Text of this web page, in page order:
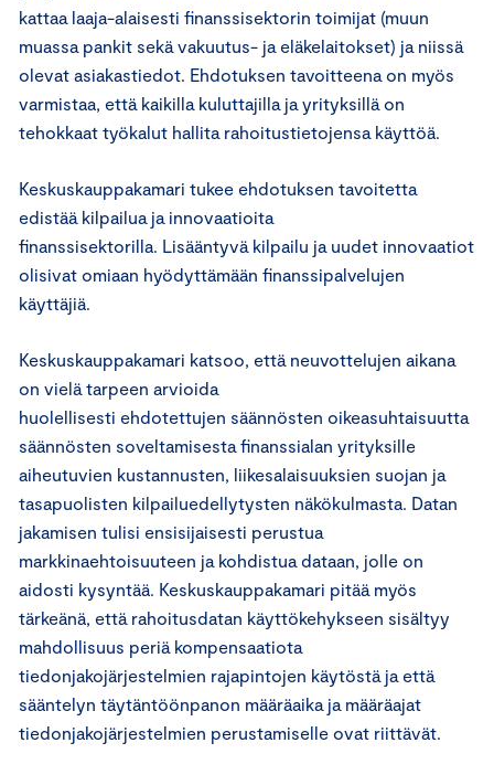
kattaa laaja-alaisesti finanssisektorin toimijat (muun
muassa pankit sekä vakuutus- ja eläkelaitokset) ja niissä
olevat asiakastiedot. Ehdotuksen tavoitteena on myös
varmistaa, että kaikilla kuluttajilla ja yrityksillä on
tehokkaat työkalut hallita rahoitustietojensa käyttöä.
Keskuskauppakamari tukee ehdotuksen tavoitetta
edistää kilpailua ja innovaatioita
finanssisektorilla. Lisääntyvä kilpailu ja uudet innovaatiot
olisivat omiaan hyödyttämään finanssipalvelujen
käyttäjiä.
Keskuskauppakamari katsoo, että neuvottelujen aikana
on vielä tarpeen arvioida
huolellisesti ehdotettujen säännösten oikeasuhtaisuutta
säännösten soveltamisesta finanssialan yrityksille
aiheutuvien kustannusten, liikesalaisuuksien suojan ja
tasapuolisten kilpailuedellytysten näkökulmasta. Datan
jakamisen tulisi ensisijaisesti perustua
markkinaehtoisuuteen ja kohdistua dataan, jolle on
aidosti kysyntää. Keskuskauppakamari pitää myös
tärkeänä, että rahoitusdatan käyttökehykseen sisältyy
mahdollisuus periä kompensaatiota
tiedonjakojärjestelmien rajapintojen käytöstä ja että
sääntelyn täytäntöönpanon määräaika ja määräajat
tiedonjakojärjestelmien perustamiselle ovat riittävät.